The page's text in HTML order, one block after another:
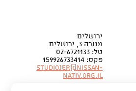
ירושלים
מנורה 3, ירושלים
טל: 02-6721133
פקס: 159926733414
Studiojer@nissan-
nativ.org.il